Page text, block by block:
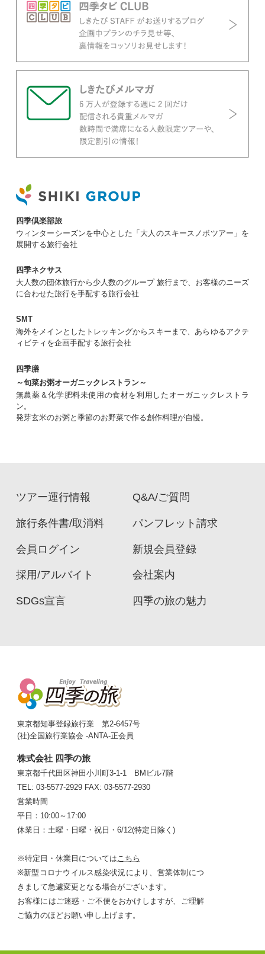
四季倶楽部旅
ウィンターシーズンを中心とした「大人のスキースノボツアー」を
展開する旅行会社
四季ネクサス
大人数の団体旅行から少人数のグループ 旅行まで、お客様のニーズ
に合わせた旅行を手配する旅行会社
SMT
海外をメインとしたトレッキングからスキーまで、あらゆるアクテ
ィビティを企画手配する旅行会社
四季膳
～旬菜お粥オーガニックレストラン～
無農薬＆化学肥料未使用の食材を利用したオーガニックレストラ
ン。
発芽玄米のお粥と季節のお野菜で作る創作料理が自慢。
ツアー運行情報 Q&A/ご質問
旅行条件書/取消料 パンフレット請求
会員ログイン 新規会員登録
採用/アルバイト 会社案内
SDGs宣言 四季の旅の魅力
東京都知事登録旅行業 第2-6457号
(社)全国旅行業協会 -ANTA-正会員
株式会社 四季の旅
東京都千代田区神田小川町3-1-1 BMビル7階
TEL: 03-5577-2929FAX: 03-5577-2930
営業時間
平日：10:00～17:00
休業日：土曜・日曜・祝日・6/12(特定日除く)
※特定日・休業日については こちら
※新型コロナウイルス感染状況により、営業体制につ
きまして急遽変更となる場合がございます。
お客様にはご迷惑・ご不便をおかけしますが、ご理解
ご協力のほどお願い申し上げます。